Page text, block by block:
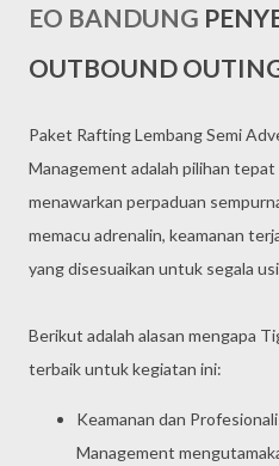
EO BANDUNG
OUTBOUND
Paket Rafting Lembang Semi
Management adalah pilihan
menawarkan perpaduan
memacu adrenalin, keamanan
yang disesuaikan untuk segala
Berikut adalah alasan mengapa
terbaik untuk kegiatan ini:
Keamanan dan
Management